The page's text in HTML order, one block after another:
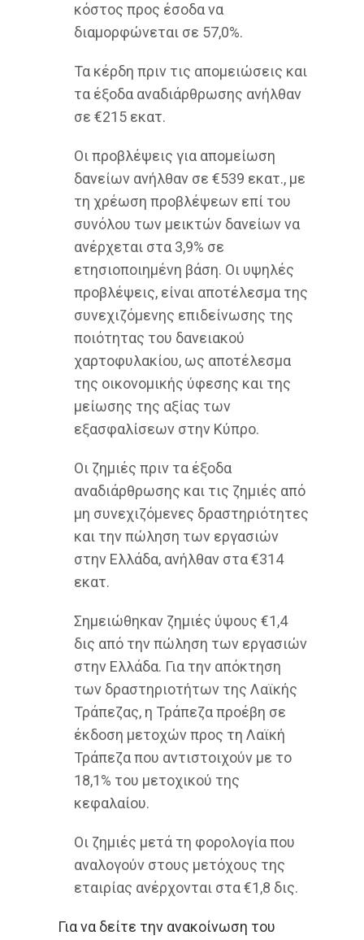
κόστος προς έσοδα να
διαμορφώνεται σε 57,0%.
Τα κέρδη πριν τις απομειώσεις και
τα έξοδα αναδιάρθρωσης ανήλθαν
σε €215 εκατ.
Οι προβλέψεις για απομείωση
δανείων ανήλθαν σε €539 εκατ., με
τη χρέωση προβλέψεων επί του
συνόλου των μεικτών δανείων να
ανέρχεται στα 3,9% σε
ετησιοποιημένη βάση. Οι υψηλές
προβλέψεις, είναι αποτέλεσμα της
συνεχιζόμενης επιδείνωσης της
ποιότητας του δανειακού
χαρτοφυλακίου, ως αποτέλεσμα
της οικονομικής ύφεσης και της
μείωσης της αξίας των
εξασφαλίσεων στην Κύπρο.
Οι ζημιές πριν τα έξοδα
αναδιάρθρωσης και τις ζημιές από
μη συνεχιζόμενες δραστηριότητες
και την πώληση των εργασιών
στην Ελλάδα, ανήλθαν στα €314
εκατ.
Σημειώθηκαν ζημιές ύψους €1,4
δις από την πώληση των εργασιών
στην Ελλάδα. Για την απόκτηση
των δραστηριοτήτων της Λαϊκής
Τράπεζας, η Τράπεζα προέβη σε
έκδοση μετοχών προς τη Λαϊκή
Τράπεζα που αντιστοιχούν με το
18,1% του μετοχικού της
κεφαλαίου.
Οι ζημιές μετά τη φορολογία που
αναλογούν στους μετόχους της
εταιρίας ανέρχονται στα €1,8 δις.
Για να δείτε την ανακοίνωση του